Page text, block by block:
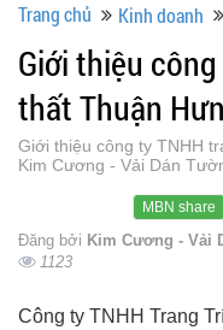
Trang chủ Kinh doanh
Giới thiệu
thất Thuận
Giới thiệu công ty TNHH
Kim Cương - Vải Dán
MBN share
Đăng bởi Kim Cương - Vải
1123
Công ty TNHH Trang